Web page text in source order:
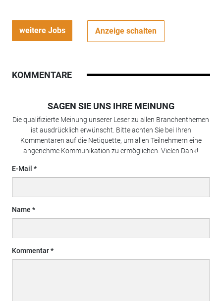
weitere Jobs Anzeige schalten
KOMMENTARE
SAGEN SIE UNS IHRE MEINUNG
Die qualifizierte Meinung unserer Leser zu allen Branchenthemen
ist ausdrücklich erwünscht. Bitte achten Sie bei Ihren
Kommentaren auf die Netiquette, um allen Teilnehmern eine
angenehme Kommunikation zu ermöglichen. Vielen Dank!
E-Mail
Name
Kommentar